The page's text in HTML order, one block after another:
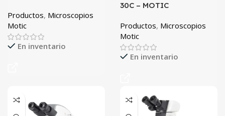
Productos, Microscopios
Motic
En inventario
30C – MOTIC
Productos, Microscopios
Motic
En inventario